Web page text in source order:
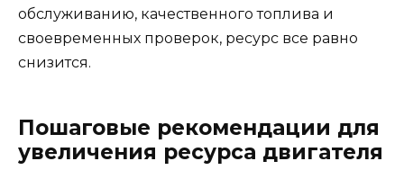
обслуживанию, качественного топлива и
своевременных проверок, ресурс все равно
снизится.
Пошаговые рекомендации для
увеличения ресурса двигателя